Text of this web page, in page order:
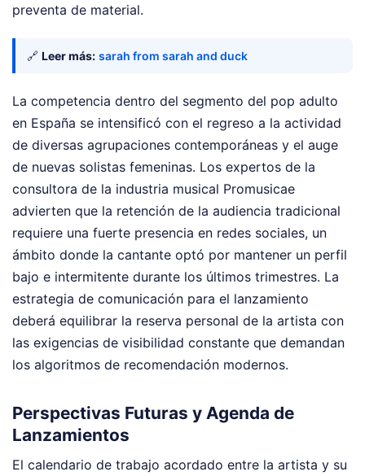
preventa de material.
🔗 Leer más: sarah from sarah and duck
La competencia dentro del segmento del pop adulto
en España se intensificó con el regreso a la actividad
de diversas agrupaciones contemporáneas y el auge
de nuevas solistas femeninas. Los expertos de la
consultora de la industria musical Promusicae
advierten que la retención de la audiencia tradicional
requiere una fuerte presencia en redes sociales, un
ámbito donde la cantante optó por mantener un perfil
bajo e intermitente durante los últimos trimestres. La
estrategia de comunicación para el lanzamiento
deberá equilibrar la reserva personal de la artista con
las exigencias de visibilidad constante que demandan
los algoritmos de recomendación modernos.
Perspectivas Futuras y Agenda de
Lanzamientos
El calendario de trabajo acordado entre la artista y su